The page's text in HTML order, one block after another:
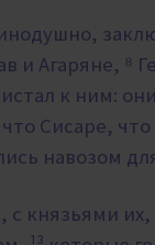
и Агаряне, ⁸
к ним:
Сисаре,
навозом
с князьями